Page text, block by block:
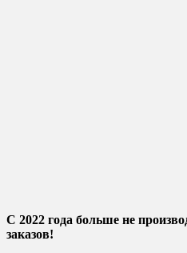
С 2022 года больше не
заказов!